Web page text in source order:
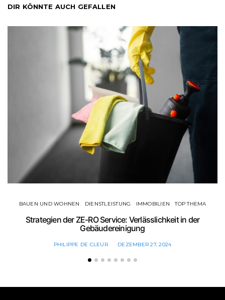
DIR KÖNNTE AUCH GEFALLEN
BAUEN UND WOHNEN DIENSTLEISTUNG IMMOBILIEN TOP THEMA
Strategien der ZE-RO Service: Verlässlichkeit in der
Gebäudereinigung
PHILIPPE DE CLEUR DEZEMBER 27, 2024